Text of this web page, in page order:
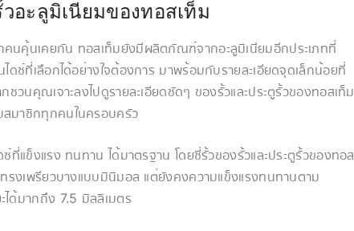
อะลูมิเนียมของทอสเท็ม
คุ้นเคยกัน ทอสเท็มยังมีผลิตภัณฑ์จากอะลูมิเนียมอีกประเภทที่
ซ์ที่เลือกได้อย่างใจต้องการ มาพร้อมกับรายละเอียดจุดเล็กน้อยที่
นคุณเจาะลงไปดูรายละเอียดชัดๆ ของรั้วและประตูรั้วของทอสเท็ม
สมาชิกทุกคนในครอบครัว
ที่แข็งแรง ทนทาน ได้มาตรฐาน โดยซี่รั้วของรั้วและประตูรั้วของทอส
รงเพรียวบางแบบมินิมอล แต่ยังคงความแข็งแรงทนทานตาม
ได้มากถึง 7.5 มิลลิเมตร